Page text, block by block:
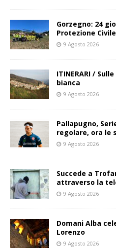
Gorzegno: 24
Protezione Civile
9 Agosto 2026
ITINERARI /
bianca
9 Agosto 2026
Pallapugno,
regolare, ora le
9 Agosto 2026
Succede a
attraverso la
9 Agosto 2026
Domani Alba
Lorenzo
9 Agosto 2026